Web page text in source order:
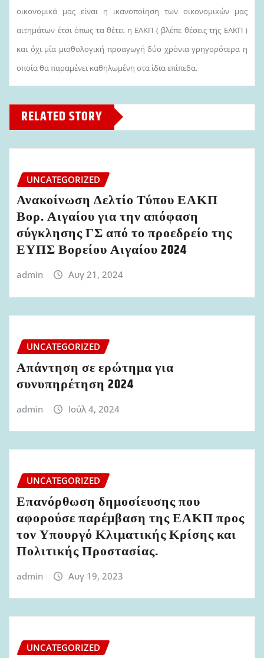
οικονομικά μας είναι η ικανοποίηση των οικονομικών μας
αιτημάτων έτσι όπως τα θέτει η ΕΑΚΠ ( βλέπε θέσεις της ΕΑΚΠ )
και όχι μία μισθολογική προαγωγή δύο χρόνια γρηγορότερα η
οποία θα παραμένει καθηλωμένη στα ίδια επίπεδα.
RELATED STORY
UNCATEGORIZED
Ανακοίνωση Δελτίο Τύπου ΕΑΚΠ
Βορ. Αιγαίου για την απόφαση
σύγκλησης ΓΣ από το προεδρείο της
ΕΥΠΣ Βορείου Αιγαίου 2024
admin Αυγ 21, 2024
UNCATEGORIZED
Απάντηση σε ερώτημα για
συνυπηρέτηση 2024
admin Ιούλ 4, 2024
UNCATEGORIZED
Επανόρθωση δημοσίευσης που
αφορούσε παρέμβαση της ΕΑΚΠ προς
τον Υπουργό Κλιματικής Κρίσης και
Πολιτικής Προστασίας.
admin Αυγ 19, 2023
UNCATEGORIZED